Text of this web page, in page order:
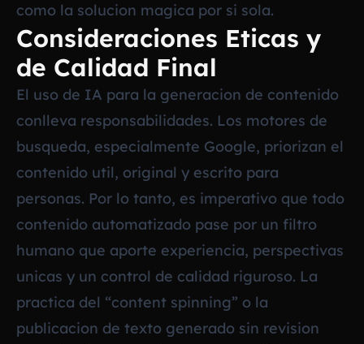
como la solucion magica por si sola.
Consideraciones Eticas y
de Calidad Final
El uso de IA para la generacion de contenido
conlleva responsabilidades. Los motores de
busqueda, especialmente Google, priorizan el
contenido util, original y escrito para
personas. Por lo tanto, es imperativo que todo
contenido automatizado pase por un filtro
humano que aporte experiencia, perspectivas
unicas y un control de calidad riguroso. La
practica del “content spinning” o la
publicacion de texto generado sin revision